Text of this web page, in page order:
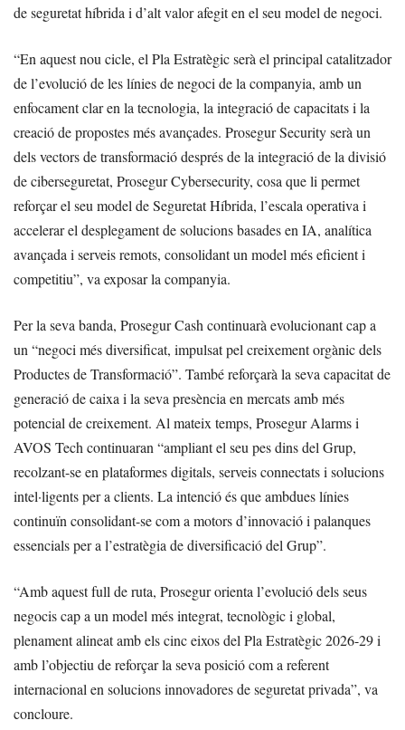
de seguretat híbrida i d’alt valor afegit en el seu model de negoci.
“En aquest nou cicle, el Pla Estratègic serà el principal catalitzador
de l’evolució de les línies de negoci de la companyia, amb un
enfocament clar en la tecnologia, la integració de capacitats i la
creació de propostes més avançades. Prosegur Security serà un
dels vectors de transformació després de la integració de la divisió
de ciberseguretat, Prosegur Cybersecurity, cosa que li permet
reforçar el seu model de Seguretat Híbrida, l’escala operativa i
accelerar el desplegament de solucions basades en IA, analítica
avançada i serveis remots, consolidant un model més eficient i
competitiu”, va exposar la companyia.
Per la seva banda, Prosegur Cash continuarà evolucionant cap a
un “negoci més diversificat, impulsat pel creixement orgànic dels
Productes de Transformació”. També reforçarà la seva capacitat de
generació de caixa i la seva presència en mercats amb més
potencial de creixement. Al mateix temps, Prosegur Alarms i
AVOS Tech continuaran “ampliant el seu pes dins del Grup,
recolzant-se en plataformes digitals, serveis connectats i solucions
intel·ligents per a clients. La intenció és que ambdues línies
continuïn consolidant-se com a motors d’innovació i palanques
essencials per a l’estratègia de diversificació del Grup”.
“Amb aquest full de ruta, Prosegur orienta l’evolució dels seus
negocis cap a un model més integrat, tecnològic i global,
plenament alineat amb els cinc eixos del Pla Estratègic 2026-29 i
amb l’objectiu de reforçar la seva posició com a referent
internacional en solucions innovadores de seguretat privada”, va
concloure.